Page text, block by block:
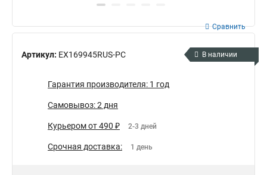
Артикул: EX169945RUS-PC
Сравнить
В наличии
Гарантия производителя: 1 год
Самовывоз: 2 дня
Курьером от 490 ₽ 2-3 дней
Срочная доставка: 1 день